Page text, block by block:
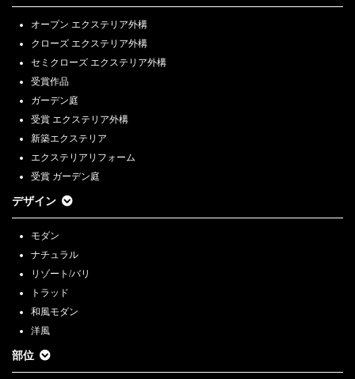
オープン エクステリア外構
クローズ エクステリア外構
セミクローズ エクステリア外構
受賞作品
ガーデン庭
受賞 エクステリア外構
新築エクステリア
エクステリアリフォーム
受賞 ガーデン庭
デザイン
モダン
ナチュラル
リゾート/バリ
トラッド
和風モダン
洋風
部位